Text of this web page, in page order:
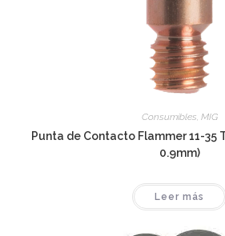
Consumibles MIG
Punta de Contacto Flammer 11-35
0.9mm)
Leer más